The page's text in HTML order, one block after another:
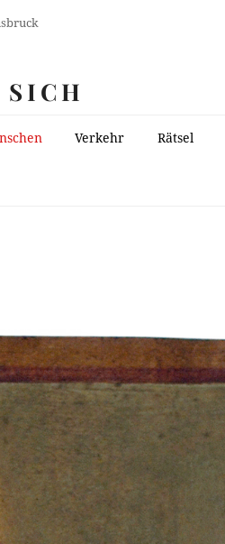
Verkehr Rätsel